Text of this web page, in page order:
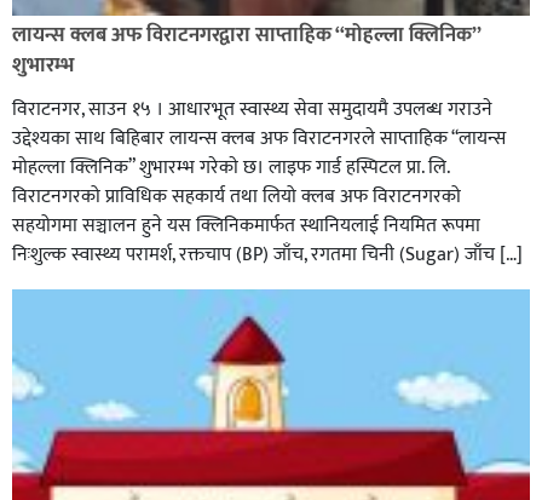
लायन्स क्लब अफ विराटनगरद्वारा साप्ताहिक “मोहल्ला क्लिनिक”
शुभारम्भ
विराटनगर, साउन १५ । आधारभूत स्वास्थ्य सेवा समुदायमै उपलब्ध गराउने
उद्देश्यका साथ बिहिबार लायन्स क्लब अफ विराटनगरले साप्ताहिक “लायन्स
मोहल्ला क्लिनिक” शुभारम्भ गरेकाे छ। लाइफ गार्ड हस्पिटल प्रा. लि.
विराटनगरको प्राविधिक सहकार्य तथा लियो क्लब अफ विराटनगरको
सहयोगमा सञ्चालन हुने यस क्लिनिकमार्फत स्थानियलाई नियमित रूपमा
निःशुल्क स्वास्थ्य परामर्श, रक्तचाप (BP) जाँच, रगतमा चिनी (Sugar) जाँच […]